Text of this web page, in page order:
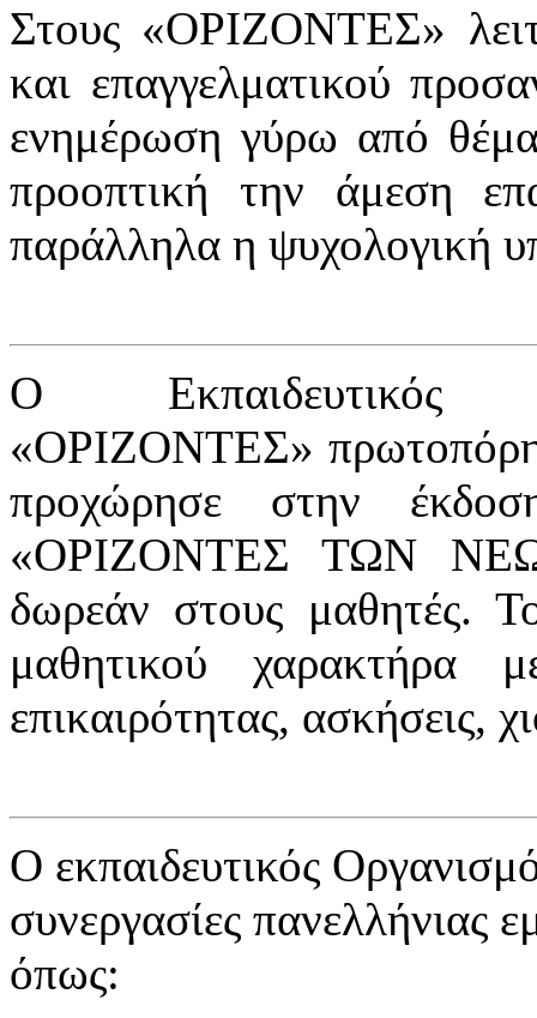
Στους «ΟΡΙΖΟΝΤΕΣ»
και επαγγελματικού
ενημέρωση γύρω από
προοπτική την άμεση
παράλληλα η ψυχολογική
Ο Εκπαιδευτικός
«ΟΡΙΖΟΝΤΕΣ»
προχώρησε στην
«ΟΡΙΖΟΝΤΕΣ ΤΩΝ
δωρεάν στους μαθητές.
μαθητικού χαρακτήρα
επικαιρότητας, ασκήσεις,
Ο εκπαιδευτικός
συνεργασίες πανελλήνιας
όπως: